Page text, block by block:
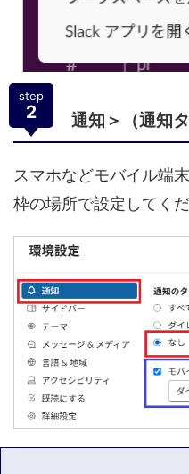
step
2 通知＞（通知
スマホなどモバイル端
枠の場所で設定してくだ